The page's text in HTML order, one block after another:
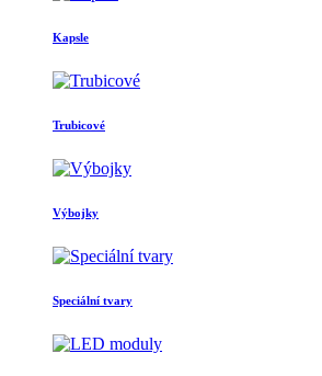
Kapsle
Trubicové
Výbojky
Speciální tvary